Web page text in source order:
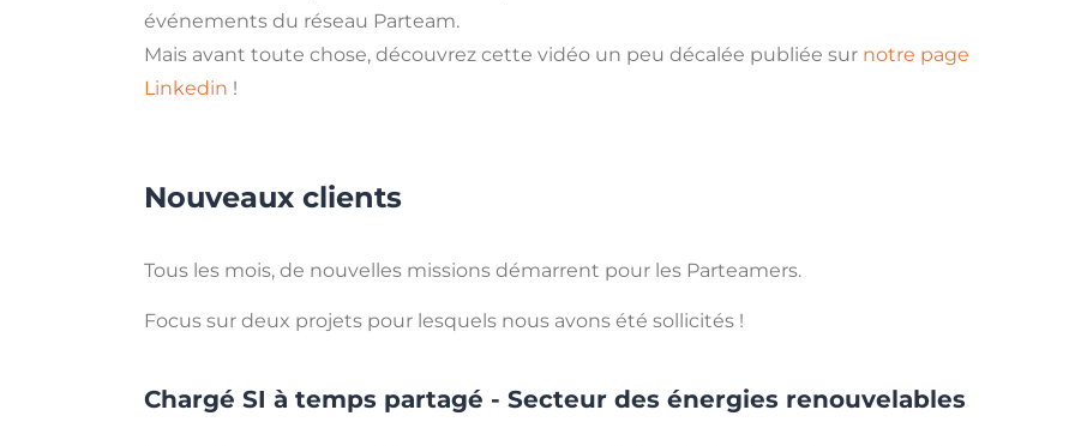
événements du réseau Parteam.
Mais avant toute chose, découvrez cette vidéo un peu décalée publiée sur notre page
Linkedin !
Nouveaux clients
Tous les mois, de nouvelles missions démarrent pour les Parteamers.
Focus sur deux projets pour lesquels nous avons été sollicités !
Chargé SI à temps partagé - Secteur des énergies renouvelables